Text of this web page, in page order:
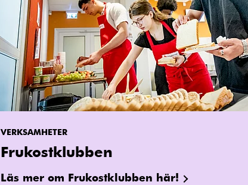
VERKSAMHETER
Frukostklubben
Läs mer om Frukostklubben här!